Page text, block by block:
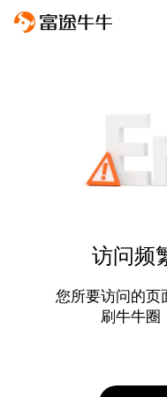
访问频
您所要访问的页
刷牛牛圈